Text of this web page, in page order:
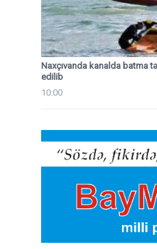
Naxçıvanda kanalda batma
edilib
10:00